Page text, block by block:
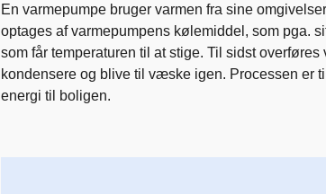
En varmepumpe bruger varmen fra sine
optages af varmepumpens kølemiddel, som pga.
som får temperaturen til at stige. Til sidst
kondensere og blive til væske igen. Processen er
energi til boligen.